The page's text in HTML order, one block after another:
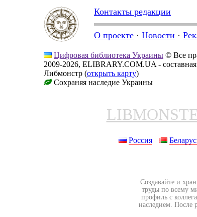
Контакты редакции
О проекте · Новости ·
Цифровая библиотека Украины © Все
2009-2026, ELIBRARY.COM.UA -
Либмонстр (открыть карту)
Сохраняя наследие Украины
Россия
Создавайте и
труды по всему
профиль с
наследием. После